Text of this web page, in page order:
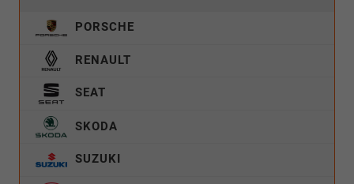
PORSCHE
RENAULT
SEAT
SKODA
SUZUKI